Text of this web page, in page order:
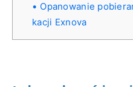
Opanowanie
kacji Exnova